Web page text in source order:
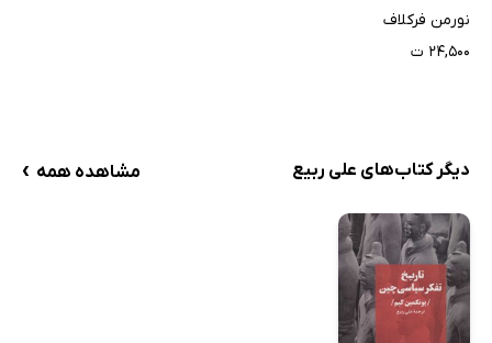
به مثابه یک
نورمن فرکلاف
۲۴,۵۰۰ ت
دیگر کتاب‌های علی ربیع مشاهده همه ›